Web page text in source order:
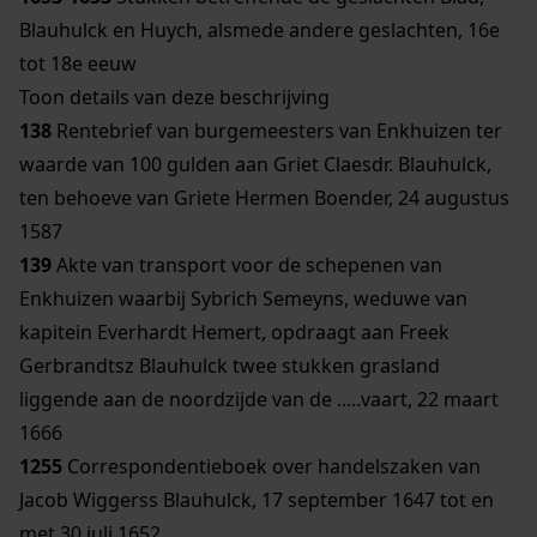
Blauhulck en Huych, alsmede andere geslachten, 16e
tot 18e eeuw
Toon details van deze beschrijving
138 Rentebrief van burgemeesters van Enkhuizen ter
waarde van 100 gulden aan Griet Claesdr. Blauhulck,
ten behoeve van Griete Hermen Boender, 24 augustus
1587
139Akte van transport voor de schepenen van
Enkhuizen waarbij Sybrich Semeyns, weduwe van
kapitein Everhardt Hemert, opdraagt aan Freek
Gerbrandtsz Blauhulck twee stukken grasland
liggende aan de noordzijde van de .....vaart, 22 maart
1666
1255 Correspondentieboek over handelszaken van
Jacob Wiggerss Blauhulck, 17 september 1647 tot en